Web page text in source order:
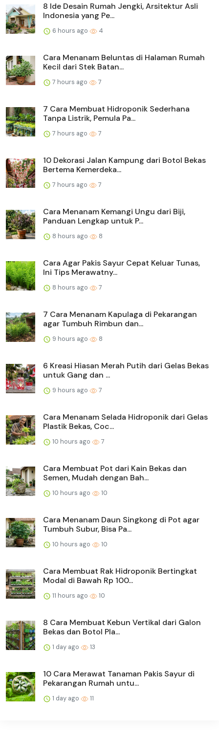
8 Ide Desain Rumah Jengki, Arsitektur Asli
Indonesia yang Pe...
6 hours ago 4
Cara Menanam Beluntas di Halaman Rumah
Kecil dari Stek Batan...
7 hours ago 7
7 Cara Membuat Hidroponik Sederhana
Tanpa Listrik, Pemula Pa...
7 hours ago 7
10 Dekorasi Jalan Kampung dari Botol Bekas
Bertema Kemerdeka...
7 hours ago 7
Cara Menanam Kemangi Ungu dari Biji,
Panduan Lengkap untuk P...
8 hours ago 8
Cara Agar Pakis Sayur Cepat Keluar Tunas,
Ini Tips Merawatny...
8 hours ago 7
7 Cara Menanam Kapulaga di Pekarangan
agar Tumbuh Rimbun dan...
9 hours ago 8
6 Kreasi Hiasan Merah Putih dari Gelas Bekas
untuk Gang dan ...
9 hours ago 7
Cara Menanam Selada Hidroponik dari Gelas
Plastik Bekas, Coc...
10 hours ago 7
Cara Membuat Pot dari Kain Bekas dan
Semen, Mudah dengan Bah...
10 hours ago 10
Cara Menanam Daun Singkong di Pot agar
Tumbuh Subur, Bisa Pa...
10 hours ago 10
Cara Membuat Rak Hidroponik Bertingkat
Modal di Bawah Rp 100...
11 hours ago 10
8 Cara Membuat Kebun Vertikal dari Galon
Bekas dan Botol Pla...
1 day ago 13
10 Cara Merawat Tanaman Pakis Sayur di
Pekarangan Rumah untu...
1 day ago 11